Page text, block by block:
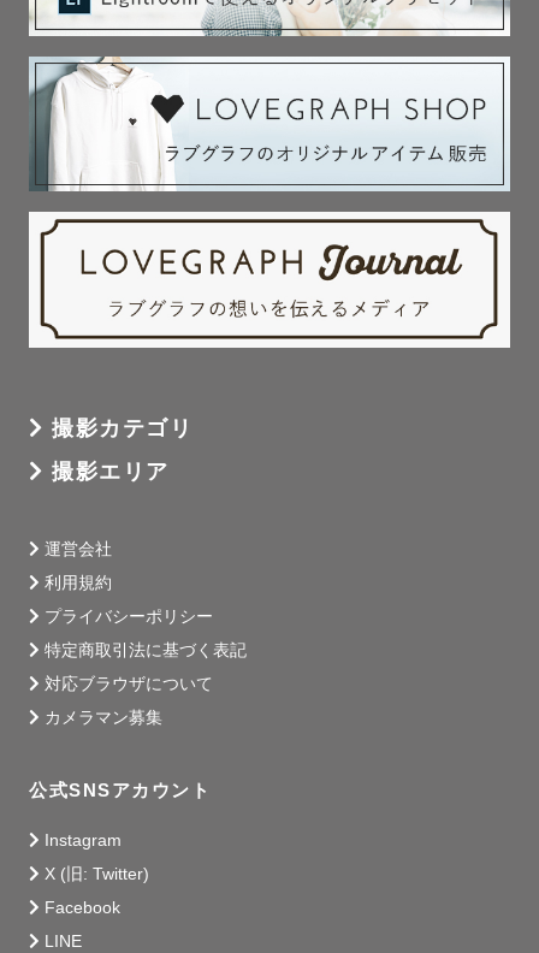
撮影カテゴリ
撮影エリア
運営会社
利用規約
プライバシーポリシー
特定商取引法に基づく表記
対応ブラウザについて
カメラマン募集
公式SNSアカウント
Instagram
X (旧: Twitter)
Facebook
LINE